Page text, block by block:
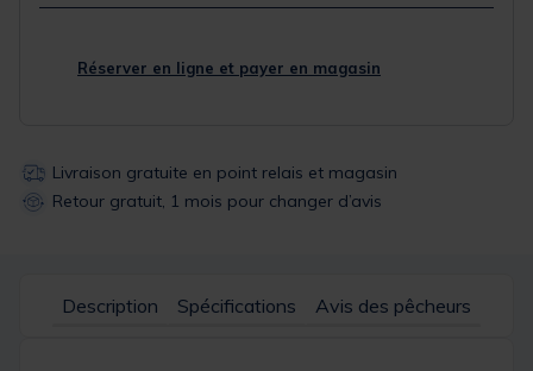
Réserver en ligne et payer en magasin
Livraison gratuite en point relais et magasin
Retour gratuit, 1 mois pour changer d’avis
Description Spécifications Avis des pêcheurs